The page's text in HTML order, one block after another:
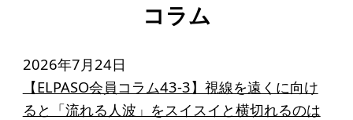
コラム
2026年7月24日
【ELPASO会員コラム43-3】視線を遠くに向け
ると「流れる人波」をスイスイと横切れるのは